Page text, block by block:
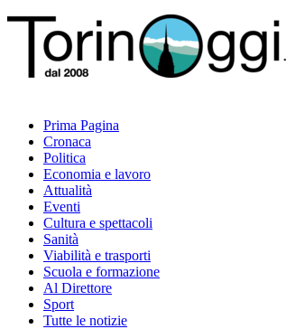
Prima Pagina
Cronaca
Politica
Economia e lavoro
Attualità
Eventi
Cultura e spettacoli
Sanità
Viabilità e trasporti
Scuola e formazione
Al Direttore
Sport
Tutte le notizie